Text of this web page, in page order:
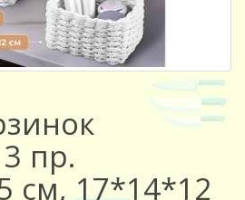
пр.
см, 17*14*12